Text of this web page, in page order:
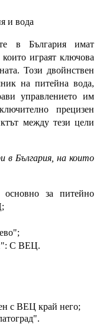
и вода
България имат
играят ключова
Този двойнствен
на питейна вода,
управлението им
прецизен
между тези цели
в България, на които
за питейно
С ВЕЦ.
с ВЕЦ край него;